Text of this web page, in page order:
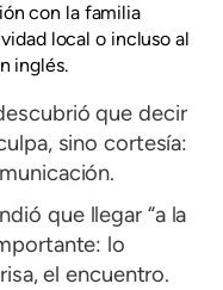
con la familia
local o incluso al
inglés.
que decir
sino cortesía:
que llegar “a la
lo
el encuentro.